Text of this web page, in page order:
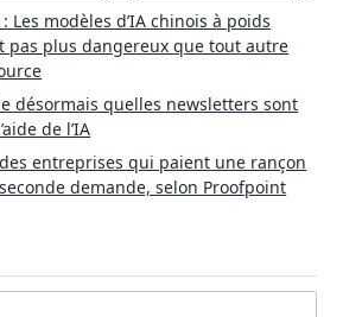
: Les modèles d’IA chinois à poids
pas plus dangereux que tout autre
désormais quelles newsletters sont
de l’IA
entreprises qui paient une rançon
demande, selon Proofpoint